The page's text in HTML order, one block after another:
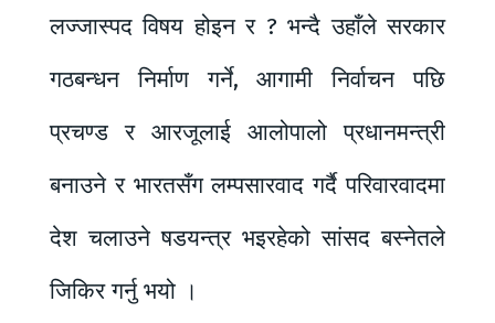
लज्जास्पद विषय होइन र ? भन्दै उहाँले सरकार
गठबन्धन निर्माण गर्ने, आगामी निर्वाचन पछि
प्रचण्ड र आरजूलाई आलोपालो प्रधानमन्त्री
बनाउने र भारतसँग लम्पसारवाद गर्दै परिवारवादमा
देश चलाउने षडयन्त्र भइरहेको सांसद बस्नेतले
जिकिर गर्नु भयो ।